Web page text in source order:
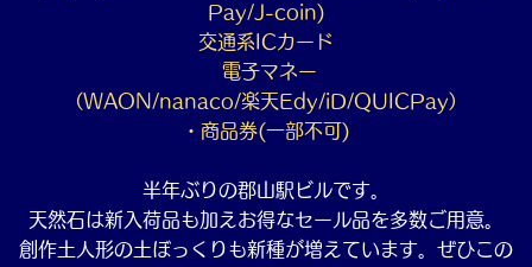
Pay/J-coin)
交通系ICカード
電子マネー
（WAON/nanaco/楽天Edy/iD/QUICPay）
・商品券(一部不可)
半年ぶりの郡山駅ビルです。
天然石は新入荷品も加えお得なセール品を多数ご用意。
創作土人形の土ぼっくりも新種が増えています。ぜひこの